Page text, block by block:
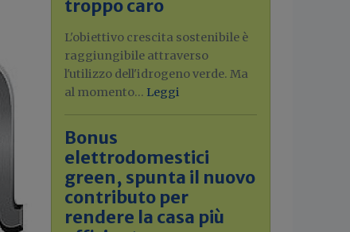
troppo caro
L'obiettivo crescita sostenibile è
raggiungibile attraverso
l'utilizzo dell'idrogeno verde. Ma
al momento... Leggi
Bonus
elettrodomestici
green, spunta il nuovo
contributo per
rendere la casa più